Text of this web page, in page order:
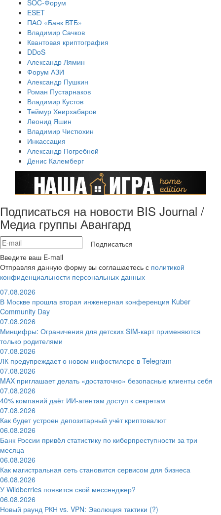
SOC-Форум
ESET
ПАО «Банк ВТБ»
Владимир Сачков
Квантовая криптография
DDoS
Александр Лямин
Форум АЗИ
Александр Пушкин
Роман Пустарнаков
Владимир Кустов
Теймур Хеирхабаров
Леонид Яшин
Владимир Чистюхин
Инкассация
Александр Погребной
Денис Калемберг
Подписаться на новости BIS Journal /
Медиа группы Авангард
Подписаться
Введите ваш E-mail
Отправляя данную форму вы соглашаетесь с политикой
конфиденциальности персональных данных
07.08.2026
В Москве прошла вторая инженерная конференция Kuber
Community Day
07.08.2026
Минцифры: Ограничения для детских SIM-карт применяются
только родителями
07.08.2026
ЛК предупреждает о новом инфостилере в Telegram
07.08.2026
MAX приглашает делать «достаточно» безопасные клиенты себя
07.08.2026
40% компаний даёт ИИ‑агентам доступ к секретам
07.08.2026
Как будет устроен депозитарный учёт криптовалют
06.08.2026
Банк России привёл статистику по киберпреступности за три
месяца
06.08.2026
Как магистральная сеть становится сервисом для бизнеса
06.08.2026
У Wildberries появится свой мессенджер?
06.08.2026
Новый раунд РКН vs. VPN: Эволюция тактики (?)